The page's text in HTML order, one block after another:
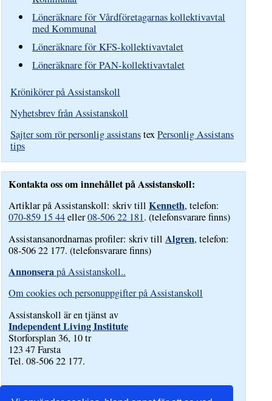
Löneräknare för Vårdföretagarnas kollektivavtal
med Kommunal
Löneräknare för KFS-kollektivavtalet
Löneräknare för PAN-kollektivavtalet
Krönikörer på Assistanskoll
Nyhetsbrev från Assistanskoll
Sajter som rör personlig assistanstexPersonlig Assistans
tips
Kontakta oss om innehållet på Assistanskoll:
Artiklar på Assistanskoll: skriv tillKenneth, telefon:
070-859 15 44eller08-506 22 181. (telefonsvarare finns)
Assistansanordnarnas profiler: skriv tillAlgren, telefon:
08-506 22 177. (telefonsvarare finns)
Annonserapå Assistanskoll..
Om cookies och personuppgifter på Assistanskoll
Assistanskoll är en tjänst av
Independent Living Institute
Storforsplan 36, 10 tr
123 47 Farsta
Tel. 08-506 22 177.